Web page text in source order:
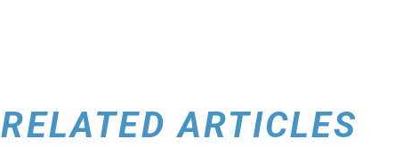
RELATED ARTICLES